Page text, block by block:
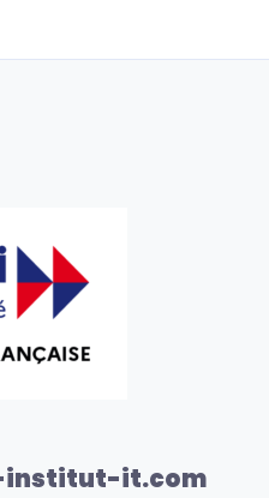
institut-it.com